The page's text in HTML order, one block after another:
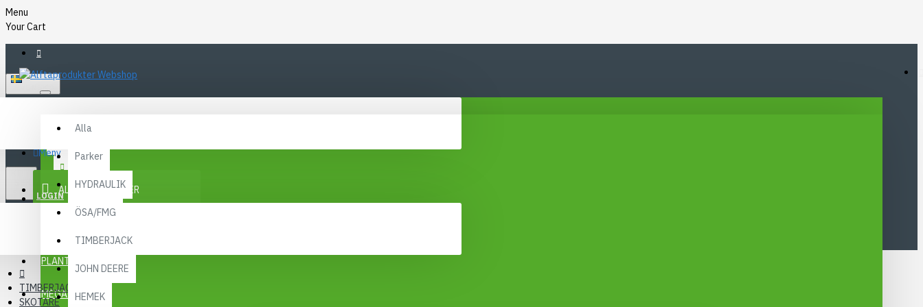
Menu
Your Cart
SEK
Alla
Parker
HYDRAULIK
ÖSA/FMG
TIMBERJACK
JOHN DEERE
HEMEK
KONTAKT
Meny
ALLA KATEGORIER
PLANTMA X
MEGA MENY
LOGIN
REGISTER
TIMBERJACK
SKOTARE